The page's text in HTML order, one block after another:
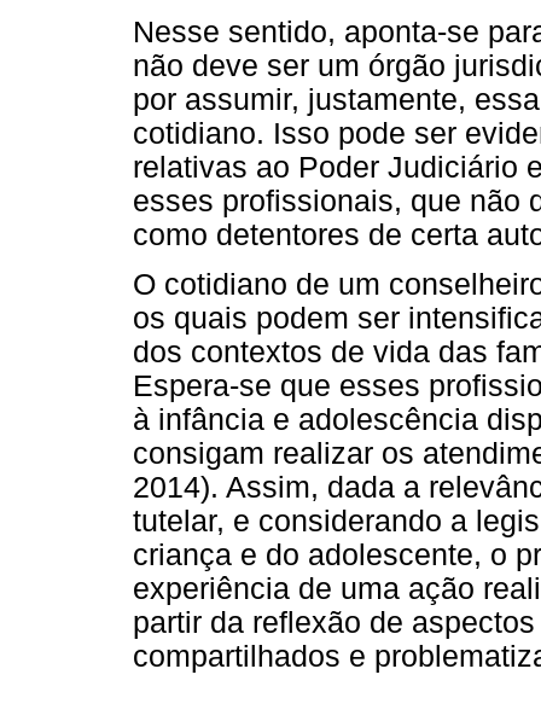
Nesse sentido, aponta-se
não deve ser um órgão
por assumir, justamente,
cotidiano. Isso pode ser
relativas ao Poder Judiciário
esses profissionais, que não
como detentores de certa
O cotidiano de um
os quais podem ser
dos contextos de vida das
Espera-se que esses
à infância e adolescência
consigam realizar os
2014). Assim, dada a
tutelar, e considerando a
criança e do adolescente, o
experiência de uma ação
partir da reflexão de
compartilhados e